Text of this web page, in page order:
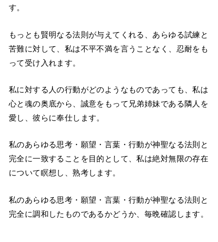
す。
もっとも賢明なる法則が与えてくれる、あらゆる試練と
苦難に対して、私は不平不満を言うことなく、忍耐をも
って受け入れます。
私に対する人の行動がどのようなものであっても、私は
心と魂の奥底から、誠意をもって兄弟姉妹である隣人を
愛し、彼らに奉仕します。
私のあらゆる思考・願望・言葉・行動が神聖なる法則と
完全に一致することを目的として、私は絶対無限の存在
について瞑想し、熟考します。
私のあらゆる思考・願望・言葉・行動が神聖なる法則と
完全に調和したものであるかどうか、毎晩確認します。